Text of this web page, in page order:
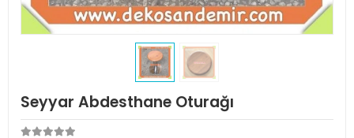
Seyyar Abdesthane Oturağı